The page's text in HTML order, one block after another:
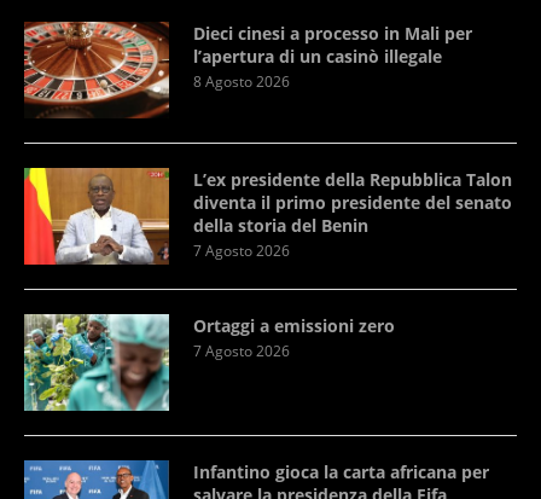
Dieci cinesi a processo in Mali per
l’apertura di un casinò illegale
8 Agosto 2026
L’ex presidente della Repubblica Talon
diventa il primo presidente del senato
della storia del Benin
7 Agosto 2026
Ortaggi a emissioni zero
7 Agosto 2026
Infantino gioca la carta africana per